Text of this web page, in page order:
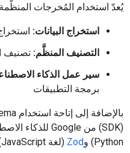
يُعدّ استخدام المُخرجات المنظَّمة
استخراج البيانات:
التصنيف المنظَّم: تصنيف
سير عمل الذكاء
برمجة التطبيقات
(SDK) من Google للذكاء الاصطناعي التوليدي تحديد المخططات باستخدام
Python) و
Zod (لغة JavaScript).